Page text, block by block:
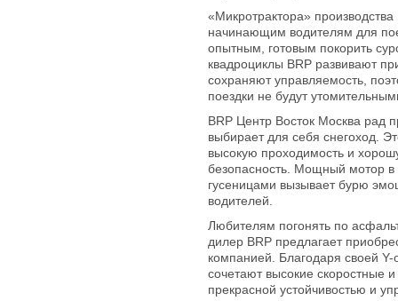
«Микротрактора»
начинающим водителям для
опытным, готовым покорить
квадроциклы BRP развивают
сохраняют управляемость,
поездки не будут
BRP Центр Восток Москва рад
выбирает для себя снегоход.
высокую проходимость и
безопасность. Мощный мотор
гусеницами вызывает бурю
водителей.
Любителям погонять по
дилер BRP предлагает
компанией. Благодаря своей Y-
сочетают высокие скоростные
прекрасной устойчивостью и